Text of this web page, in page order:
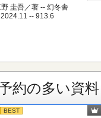
圭吾／著 -- 幻冬舎
-- 913.6
約の多い資料
BEST